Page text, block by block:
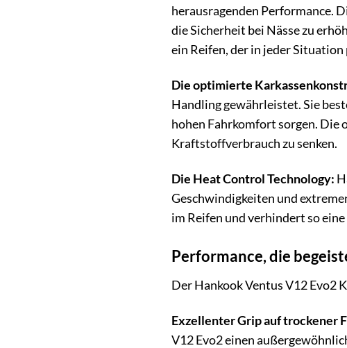
herausragenden Performance.
die Sicherheit bei Nässe zu
ein Reifen, der in jeder
Die optimierte
Handling gewährleistet. Sie
hohen Fahrkomfort sorgen. Die
Kraftstoffverbrauch zu senken.
Die Heat Control Technology:
Geschwindigkeiten und
im Reifen und verhindert so
Performance, die
Der Hankook Ventus V12 Evo2
Exzellenter Grip auf trockener
V12 Evo2 einen